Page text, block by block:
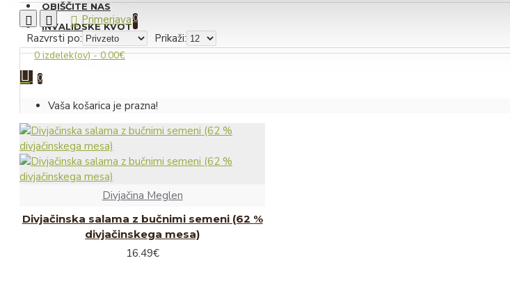
Mesnine
Iz zeliščarske zakladnice
Zeliščni izvlečki z medom
Hidrolati
Slani prigrizki
Pecivo
OBIŠČITE NAS
INVALIDSKE KVOTE
0 izdelek(ov) - 0.00€
0
Vaša košarica je prazna!
Primerjava 0
Razvrsti po: Prikaži:
Divjačina Meglen
Divjačinska salama z bučnimi semeni (62 %
divjačinskega mesa)
16.49€